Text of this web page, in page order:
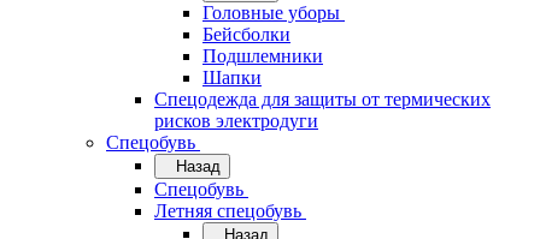
Головные уборы
Бейсболки
Подшлемники
Шапки
Спецодежда для защиты от термических
рисков электродуги
Спецобувь
Назад
Спецобувь
Летняя спецобувь
Назад